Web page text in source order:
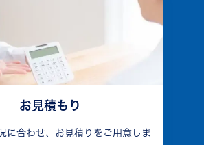
お見積もり
に合わせ、お見積りをご用意しま